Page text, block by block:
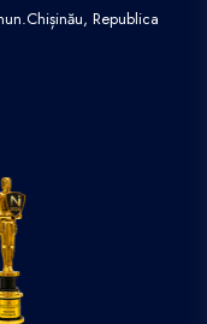
Republica